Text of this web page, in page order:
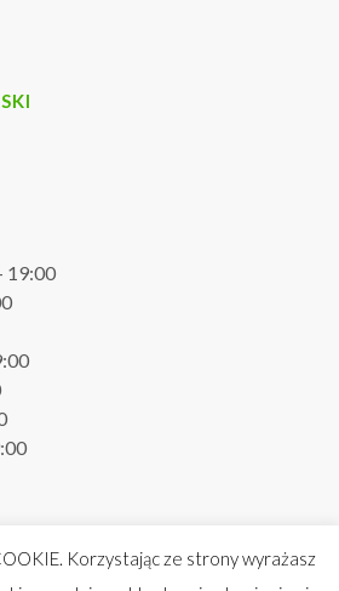
19:00
Korzystając ze strony wyrażasz